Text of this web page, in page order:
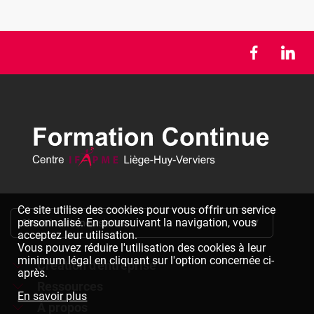
Ce site utilise des cookies pour vous offrir un service
personnalisé. En poursuivant la navigation, vous
acceptez leur utilisation.
Vous pouvez réduire l'utilisation des cookies à leur
minimum légal en cliquant sur l'option concernée ci-
après.
En savoir plus
S'inscrire à la newsletter
Création d'entreprise
Formations à la création d'entreprise
À propos